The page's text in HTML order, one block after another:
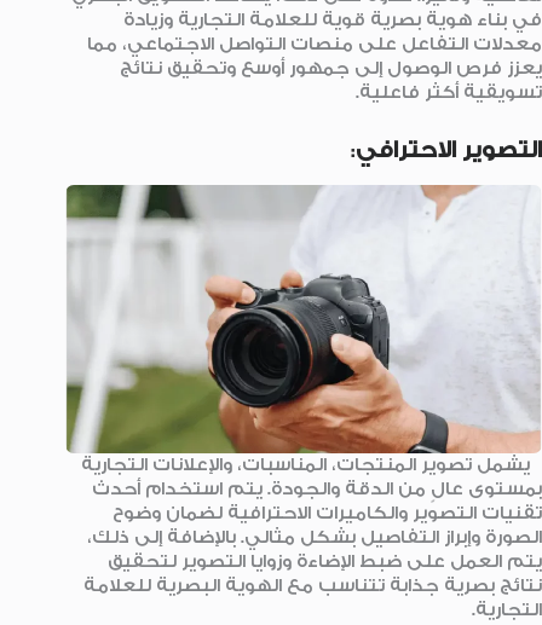
في بناء هوية بصرية قوية للعلامة التجارية وزيادة
معدلات التفاعل على منصات التواصل الاجتماعي، مما
يعزز فرص الوصول إلى جمهور أوسع وتحقيق نتائج
تسويقية أكثر فاعلية.
التصوير الاحترافي:
يشمل تصوير المنتجات، المناسبات، والإعلانات التجارية
بمستوى عالٍ من الدقة والجودة. يتم استخدام أحدث
تقنيات التصوير والكاميرات الاحترافية لضمان وضوح
الصورة وإبراز التفاصيل بشكل مثالي. بالإضافة إلى ذلك،
يتم العمل على ضبط الإضاءة وزوايا التصوير لتحقيق
نتائج بصرية جذابة تتناسب مع الهوية البصرية للعلامة
التجارية.